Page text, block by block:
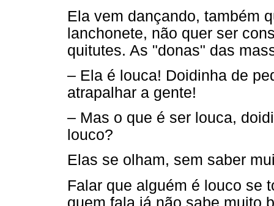
Ela vem dançando, também
lanchonete, não quer ser
quitutes. As "donas" das
– Ela é louca! Doidinha de
atrapalhar a gente!
– Mas o que é ser louca,
louco?
Elas se olham, sem saber
Falar que alguém é louco se
quem fala já não sabe muito